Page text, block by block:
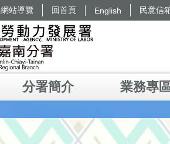
網站導覽 回首頁 English 民意信
分署簡介 業務專